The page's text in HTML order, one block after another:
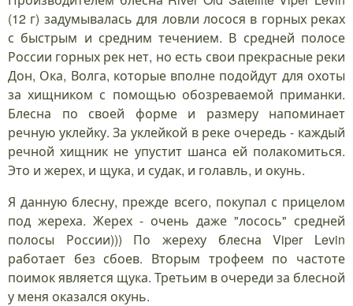
(12 г) задумывалась для ловли лосося в горных реках
с быстрым и средним течением. В средней полосе
России горных рек нет, но есть свои прекрасные реки
Дон, Ока, Волга, которые вполне подойдут для охоты
за хищником с помощью обозреваемой приманки.
Блесна по своей форме и размеру напоминает
речную уклейку. За уклейкой в реке очередь - каждый
речной хищник не упустит шанса ей полакомиться.
Это и жерех, и щука, и судак, и голавль, и окунь.
Я данную блесну, прежде всего, покупал с прицелом
под жереха. Жерех - очень даже "лосось" средней
полосы России))) По жереху блесна Viper Levin
работает без сбоев. Вторым трофеем по частоте
поимок является щука. Третьим в очереди за блесной
у меня оказался окунь.